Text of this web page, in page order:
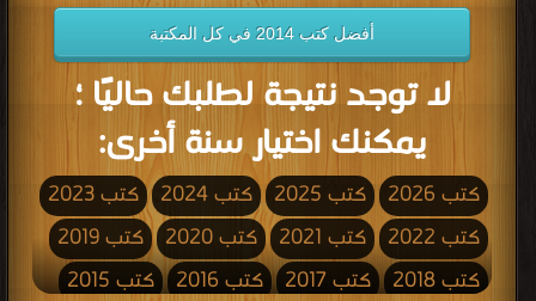
أفضل كتب 2014 في كل المكتبة
لا توجد نتيجة لطلبك حاليًا ؛
يمكنك اختيار سنة أخرى:
كتب 2026 كتب 2025 كتب 2024
كتب 2023
كتب 2022
كتب 2021 كتب 2020
كتب 2019
كتب 2018
كتب 2017 كتب 2016
كتب 2015